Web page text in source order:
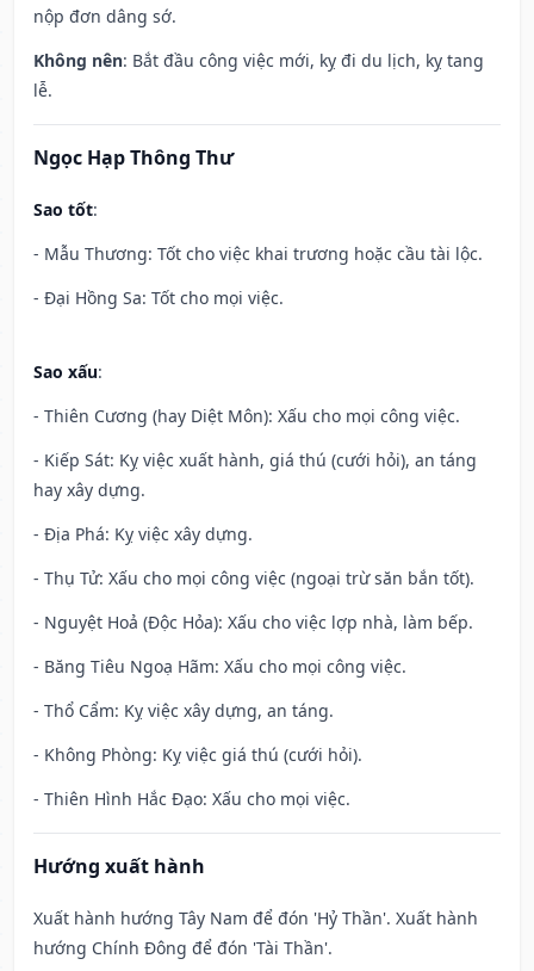
nộp đơn dâng sớ.
Không nên: Bắt đầu công việc mới, kỵ đi du lịch, kỵ tang
lễ.
Ngọc Hạp Thông Thư
Sao tốt:
- Mẫu Thương: Tốt cho việc khai trương hoặc cầu tài lộc.
- Đại Hồng Sa: Tốt cho mọi việc.
Sao xấu:
- Thiên Cương (hay Diệt Môn): Xấu cho mọi công việc.
- Kiếp Sát: Kỵ việc xuất hành, giá thú (cưới hỏi), an táng
hay xây dựng.
- Địa Phá: Kỵ việc xây dựng.
- Thụ Tử: Xấu cho mọi công việc (ngoại trừ săn bắn tốt).
- Nguyệt Hoả (Độc Hỏa): Xấu cho việc lợp nhà, làm bếp.
- Băng Tiêu Ngoạ Hãm: Xấu cho mọi công việc.
- Thổ Cẩm: Kỵ việc xây dựng, an táng.
- Không Phòng: Kỵ việc giá thú (cưới hỏi).
- Thiên Hình Hắc Đạo: Xấu cho mọi việc.
Hướng xuất hành
Xuất hành hướng Tây Nam để đón 'Hỷ Thần'. Xuất hành
hướng Chính Đông để đón 'Tài Thần'.